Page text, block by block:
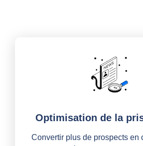
Optimisation de la
Convertir plus de prospects en